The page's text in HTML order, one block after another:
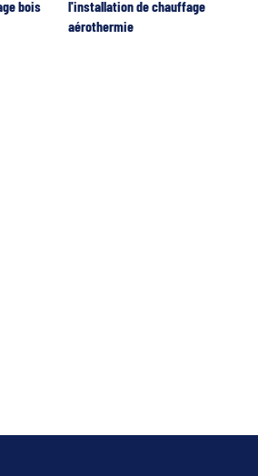
bois
l'installation de chauffage
aérothermie